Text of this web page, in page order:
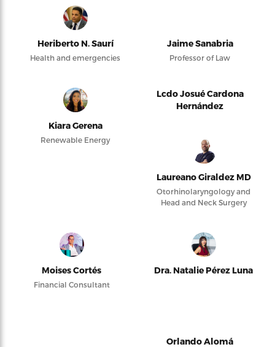
Heriberto N. Saurí
Health and emergencies
Jaime Sanabria
Professor of Law
Kiara Gerena
Renewable Energy
Lcdo Josué Cardona
Hernández
Laureano Giraldez MD
Otorhinolaryngology and
Head and Neck Surgery
Moises Cortés
Financial Consultant
Dra. Natalie Pérez Luna
Orlando Alomá